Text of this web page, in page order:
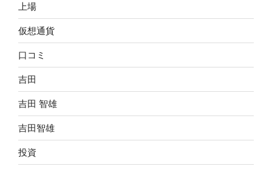
上場
仮想通貨
口コミ
吉田
吉田 智雄
吉田智雄
投資